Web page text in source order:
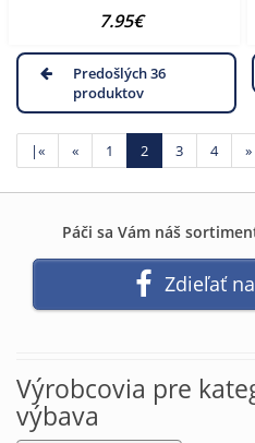
7.95€
Predošlých 36
produktov
|« « 1 2 3 4 »
Páči sa Vám náš
Zdieľať
Výrobcovia pre
výbava